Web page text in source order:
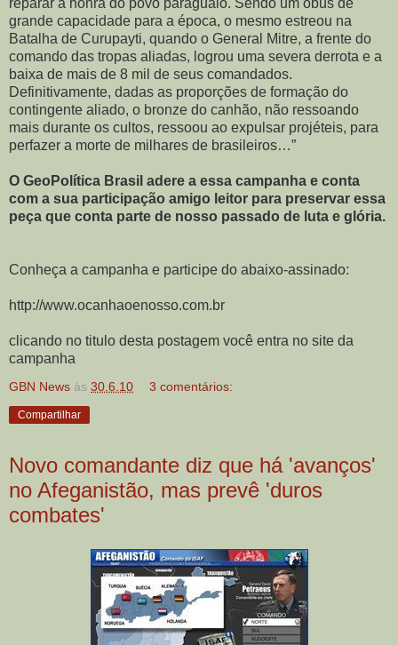
reparar a honra do povo paraguaio. Sendo um obus de
grande capacidade para a época, o mesmo estreou na
Batalha de Curupayti, quando o General Mitre, a frente do
comando das tropas aliadas, logrou uma severa derrota e a
baixa de mais de 8 mil de seus comandados.
Definitivamente, dadas as proporções de formação do
contingente aliado, o bronze do canhão, não ressoando
mais durante os cultos, ressoou ao expulsar projéteis, para
perfazer a morte de milhares de brasileiros…”
O GeoPolítica Brasil adere a essa campanha e conta
com a sua participação amigo leitor para preservar essa
peça que conta parte de nosso passado de luta e glória.
Conheça a campanha e participe do abaixo-assinado:
http://www.ocanhaoenosso.com.br
clicando no titulo desta postagem você entra no site da
campanha
GBN News às 30.6.10 3 comentários:
Compartilhar
Novo comandante diz que há 'avanços'
no Afeganistão, mas prevê 'duros
combates'